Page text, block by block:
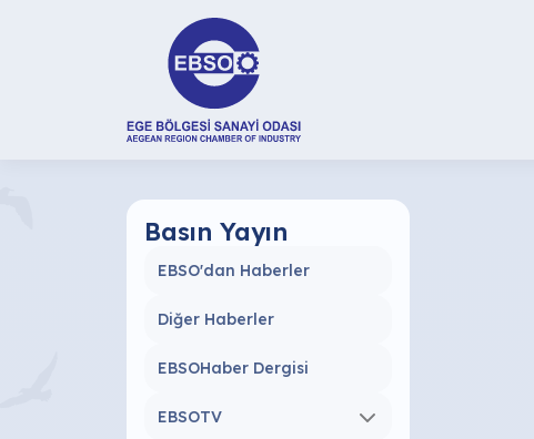
Basın Yayın
EBSO'dan Haberler
Diğer Haberler
EBSOHaber Dergisi
EBSOTV